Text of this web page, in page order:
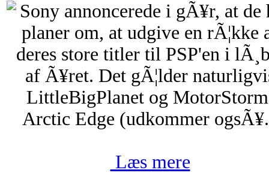
Sony annoncerede i gÃ¥r, at de
planer om, at udgive en rÃ¦kke
deres store titler til PSP'en i
af Ã¥ret. Det gÃ¦lder
LittleBigPlanet og
Arctic Edge (udkommer
Læs mere